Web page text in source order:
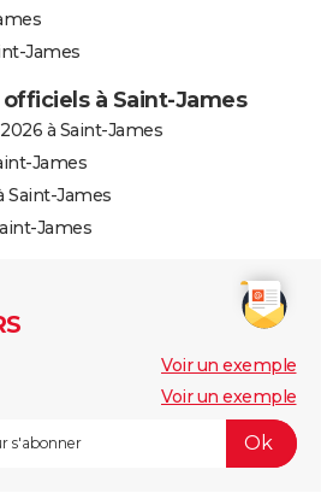
James
à Saint-James
à Saint-James
James
Saint-James
James
Voir un exemple
Voir un exemple